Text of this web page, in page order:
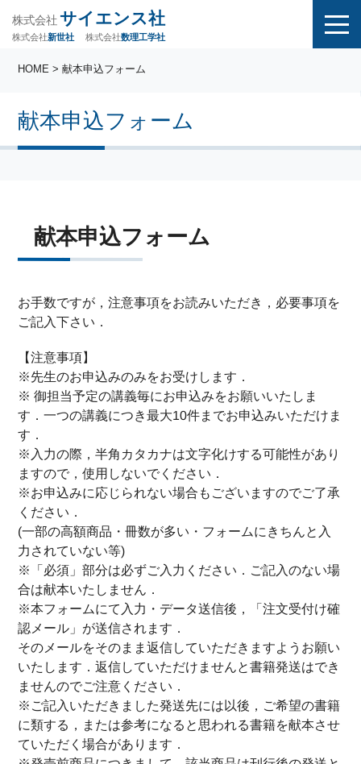
株式会社 サイエンス社
株式会社新世社 株式会社数理工学社
献本申込フォーム
HOME > 献本申込フォーム
献本申込フォーム
お手数ですが，注意事項をお読みいただき，必要事項を
ご記入下さい．
【注意事項】
※先生のお申込みのみをお受けします．
※ 御担当予定の講義毎にお申込みをお願いいたしま
す．一つの講義につき最大10件までお申込みいただけま
す．
※入力の際，半角カタカナは文字化けする可能性があり
ますので，使用しないでください．
※お申込みに応じられない場合もございますのでご了承
ください．
(一部の高額商品・冊数が多い・フォームにきちんと入
力されていない等)
※「必須」部分は必ずご入力ください．ご記入のない場
合は献本いたしません．
※本フォームにて入力・データ送信後，「注文受付け確
認メール」が送信されます．
そのメールをそのまま返信していただきますようお願い
いたします．返信していただけませんと書籍発送はでき
ませんのでご注意ください．
※ご記入いただきました発送先には以後，ご希望の書籍
に類する，または参考になると思われる書籍を献本させ
ていただく場合があります．